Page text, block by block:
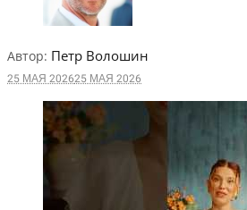
Автор: Петр Волошин
25 МАЯ 202625 МАЯ 2026